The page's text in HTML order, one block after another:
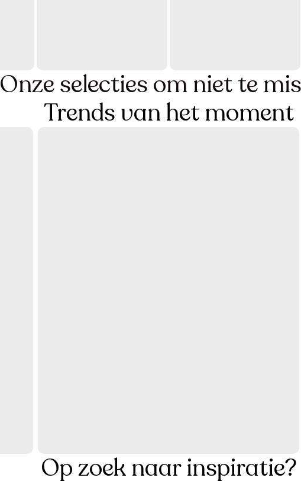
Onze selecties om niet te
Trends van het moment
Op zoek naar inspiratie?